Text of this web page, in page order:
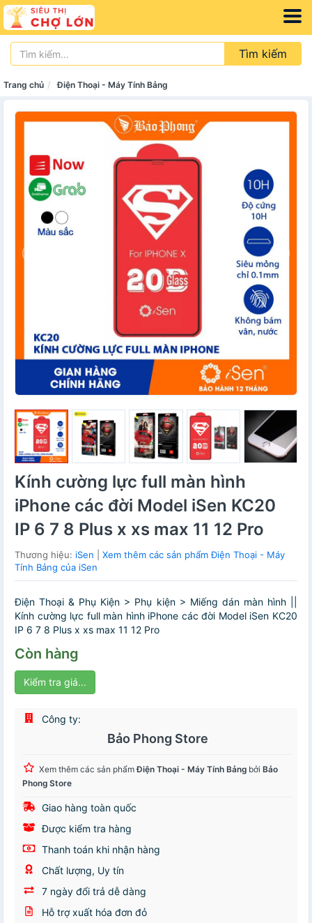
Tìm kiếm
Trang chủ Điện Thoại - Máy Tính Bảng
Kính cường lực full màn hình
iPhone các đời Model iSen KC20
IP 6 7 8 Plus x xs max 11 12 Pro
Thương hiệu: iSen
Xem thêm các sản phẩm Điện Thoại - Máy
Tính Bảng của iSen
Điện Thoại & Phụ Kiện > Phụ kiện > Miếng dán màn hình ||
Kính cường lực full màn hình iPhone các đời Model iSen KC20
IP 6 7 8 Plus x xs max 11 12 Pro
Còn hàng
Kiểm tra giá...
Công ty:
Bảo Phong Store
Xem thêm các sản phẩmĐiện Thoại - Máy Tính Bảng bởi Bảo
Phong Store
Giao hàng toàn quốc
Được kiểm tra hàng
Thanh toán khi nhận hàng
Chất lượng, Uy tín
7 ngày đổi trả dễ dàng
Hỗ trợ xuất hóa đơn đỏ